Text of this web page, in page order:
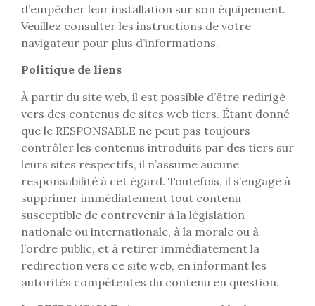
d’empêcher leur installation sur son équipement.
Veuillez consulter les instructions de votre
navigateur pour plus d’informations.
Politique de liens
À partir du site web, il est possible d’être redirigé
vers des contenus de sites web tiers. Étant donné
que le RESPONSABLE ne peut pas toujours
contrôler les contenus introduits par des tiers sur
leurs sites respectifs, il n’assume aucune
responsabilité à cet égard. Toutefois, il s’engage à
supprimer immédiatement tout contenu
susceptible de contrevenir à la législation
nationale ou internationale, à la morale ou à
l’ordre public, et à retirer immédiatement la
redirection vers ce site web, en informant les
autorités compétentes du contenu en question.